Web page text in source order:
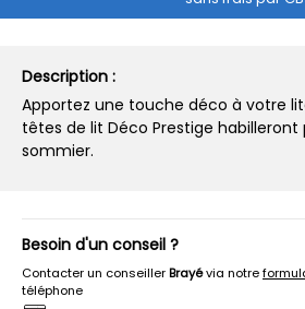
Description :
Apportez une touche déco à votre
têtes de lit Déco Prestige
sommier.
Besoin d'un conseil ?
Contacter un conseillerBrayévia notre
téléphone